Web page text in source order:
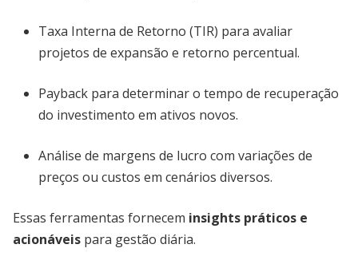
Taxa Interna de Retorno (TIR) para avaliar
projetos de expansão e retorno percentual.
Payback para determinar o tempo de recuperação
do investimento em ativos novos.
Análise de margens de lucro com variações de
preços ou custos em cenários diversos.
Essas ferramentas fornecem insights práticos e
acionáveis para gestão diária.